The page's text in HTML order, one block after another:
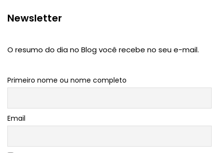
Newsletter
O resumo do dia no Blog você recebe no seu e-mail.
Primeiro nome ou nome completo
Email